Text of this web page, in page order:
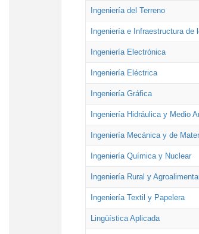
Ingeniería del Terreno
Ingeniería e Infraestructura de
Ingeniería Electrónica
Ingeniería Eléctrica
Ingeniería Gráfica
Ingeniería Hidráulica y Medio
Ingeniería Mecánica y de
Ingeniería Química y Nuclear
Ingeniería Rural y
Ingeniería Textil y Papelera
Lingüística Aplicada